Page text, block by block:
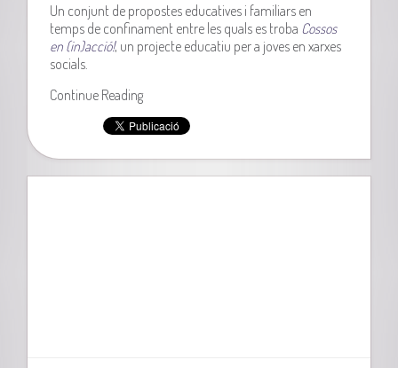
Un conjunt de propostes educatives i familiars en
temps de confinament entre les quals es troba Cossos
en (in)acció!, un projecte educatiu per a joves en xarxes
socials.
Continue Reading